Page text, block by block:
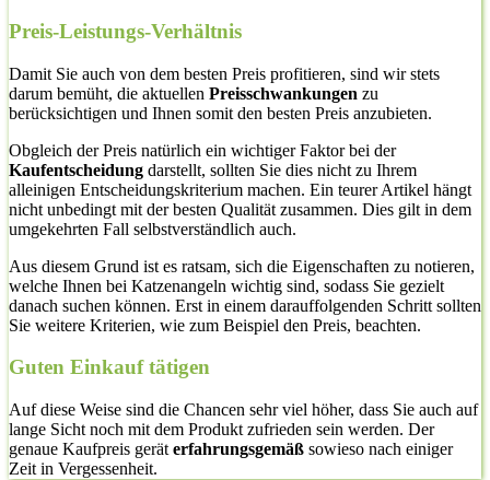
Preis-Leistungs-Verhältnis
Damit Sie auch von dem besten Preis profitieren, sind wir stets
darum bemüht, die aktuellen Preisschwankungen zu
berücksichtigen und Ihnen somit den besten Preis anzubieten.
Obgleich der Preis natürlich ein wichtiger Faktor bei der
Kaufentscheidung darstellt, sollten Sie dies nicht zu Ihrem
alleinigen Entscheidungskriterium machen. Ein teurer Artikel hängt
nicht unbedingt mit der besten Qualität zusammen. Dies gilt in dem
umgekehrten Fall selbstverständlich auch.
Aus diesem Grund ist es ratsam, sich die Eigenschaften zu notieren,
welche Ihnen bei Katzenangeln wichtig sind, sodass Sie gezielt
danach suchen können. Erst in einem darauffolgenden Schritt sollten
Sie weitere Kriterien, wie zum Beispiel den Preis, beachten.
Guten Einkauf tätigen
Auf diese Weise sind die Chancen sehr viel höher, dass Sie auch auf
lange Sicht noch mit dem Produkt zufrieden sein werden. Der
genaue Kaufpreis gerät erfahrungsgemäß sowieso nach einiger
Zeit in Vergessenheit.